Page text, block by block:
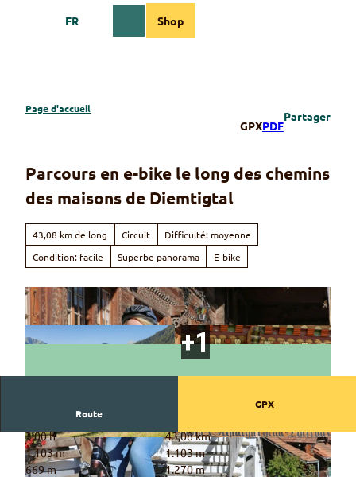
Information
FR Shop
Page d'accueil
GPXPDF
Partager
Parcours en e-bike le long des chemins
des maisons de Diemtigtal
43,08 km de long Circuit
Difficulté: moyenne
Condition: facile
Superbe panorama E-bike
© Martin Wymann / Naturpark Diemtigtal © Martin Wymann / Naturpark Diemtigtal
Route
GPX
3:00 h
43,08 km
1.103 m
1.103 m
669 m
1.270 m